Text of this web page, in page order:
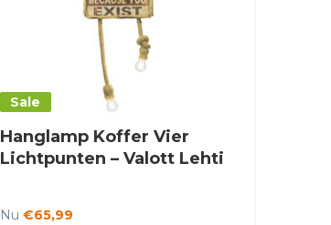
Sale
Hanglamp Koffer Vier
Lichtpunten – Valott Lehti
Nu €65,99